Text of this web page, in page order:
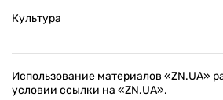
Культура
Использование материалов «ZN.UA»
условии ссылки на «ZN.UA».